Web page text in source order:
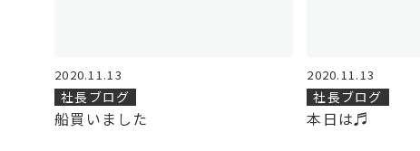
2020.11.13
社長ブログ
船買いました
2020.11.13
社長ブログ
本日は♬